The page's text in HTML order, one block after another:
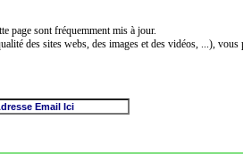
page sont fréquemment mis à jour.
des sites webs, des images et des vidéos, ...),